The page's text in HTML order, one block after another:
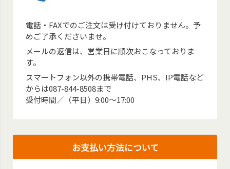
電話・FAXでのご注文は受け付けておりません。予
めご了承くださいませ。
メールの返信は、営業日に順次おこなっておりま
す。
スマートフォン以外の携帯電話、PHS、IP電話など
からは087-844-8508まで
受付時間／（平日）9:00～17:00
お支払い方法について